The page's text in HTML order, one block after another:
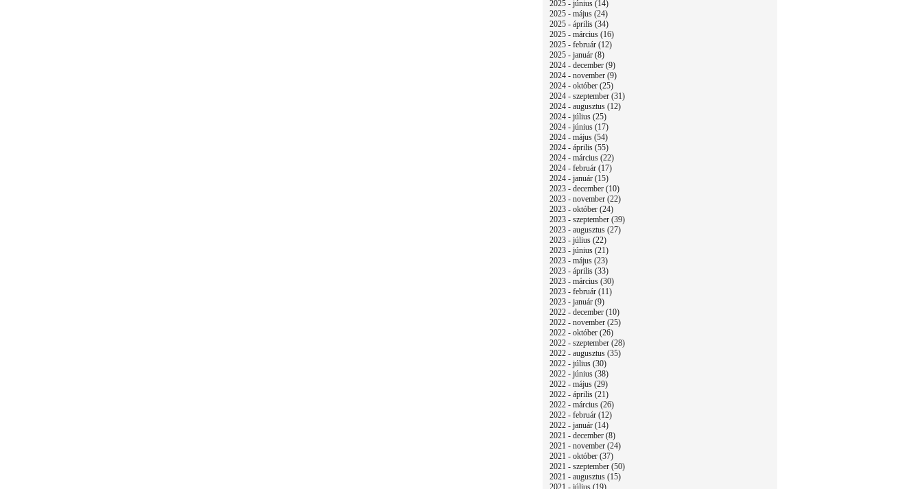
2025 - június (14)
2025 - május (24)
2025 - április (34)
2025 - március (16)
2025 - február (12)
2025 - január (8)
2024 - december (9)
2024 - november (9)
2024 - október (25)
2024 - szeptember (31)
2024 - augusztus (12)
2024 - július (25)
2024 - június (17)
2024 - május (54)
2024 - április (55)
2024 - március (22)
2024 - február (17)
2024 - január (15)
2023 - december (10)
2023 - november (22)
2023 - október (24)
2023 - szeptember (39)
2023 - augusztus (27)
2023 - július (22)
2023 - június (21)
2023 - május (23)
2023 - április (33)
2023 - március (30)
2023 - február (11)
2023 - január (9)
2022 - december (10)
2022 - november (25)
2022 - október (26)
2022 - szeptember (28)
2022 - augusztus (35)
2022 - július (30)
2022 - június (38)
2022 - május (29)
2022 - április (21)
2022 - március (26)
2022 - február (12)
2022 - január (14)
2021 - december (8)
2021 - november (24)
2021 - október (37)
2021 - szeptember (50)
2021 - augusztus (15)
2021 - július (19)